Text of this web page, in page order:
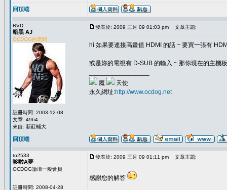
回頂端
RVD
暗黑 AJ
OCDOG的老闆
註冊時間: 2003-12-08
文章: 4964
來自: 新莊輔大
發表於: 2009 三月 09 01:03 pm 文章主題:
hi 如果要連接高畫值 HDMI 的話 ~ 要買一張有
或是妳的電視有 D-SUB 的輸入 ~ 那你現在的主機
魔
天使
永久網址:http://www.ocdog.net
回頂端
to2533
哆啦A夢
OCDOG論壇一般會員
註冊時間: 2008-04-28
發表於: 2009 三月 09 01:11 pm 文章主題:
感謝您的解答